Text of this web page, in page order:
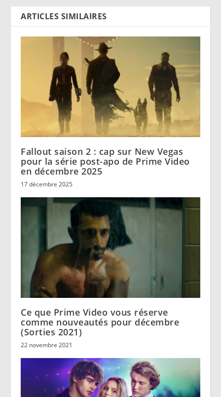
ARTICLES SIMILAIRES
Fallout saison 2 : cap sur New Vegas
pour la série post-apo de Prime Video
en décembre 2025
17 décembre 2025
Ce que Prime Video vous réserve
comme nouveautés pour décembre
(Sorties 2021)
22 novembre 2021